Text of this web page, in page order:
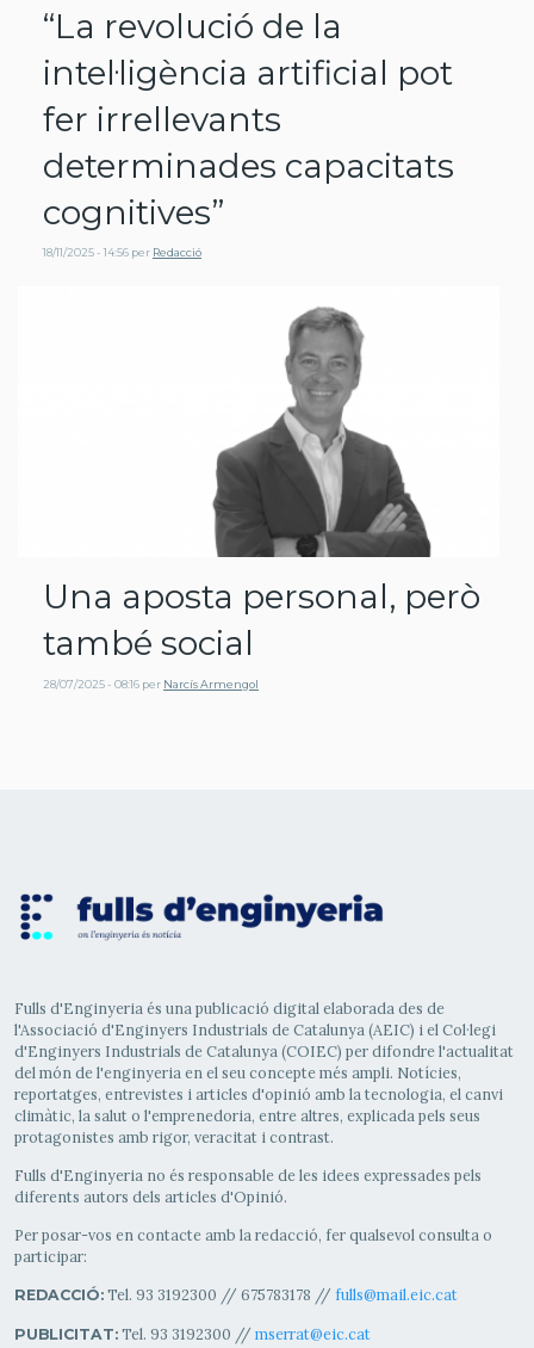
“La revolució de la
intel·ligència artificial pot
fer irrellevants
determinades capacitats
cognitives”
18/11/2025 - 14:56 per Redacció
Una aposta personal, però
també social
28/07/2025 - 08:16 per Narcís Armengol
Fulls d'Enginyeria és una publicació digital elaborada des de
l'Associació d'Enginyers Industrials de Catalunya (AEIC) i el Col·legi
d'Enginyers Industrials de Catalunya (COIEC) per difondre l'actualitat
del món de l'enginyeria en el seu concepte més ampli. Notícies,
reportatges, entrevistes i articles d'opinió amb la tecnologia, el canvi
climàtic, la salut o l'emprenedoria, entre altres, explicada pels seus
protagonistes amb rigor, veracitat i contrast.
Fulls d'Enginyeria no és responsable de les idees expressades pels
diferents autors dels articles d'Opinió.
Per posar-vos en contacte amb la redacció, fer qualsevol consulta o
participar:
REDACCIÓ:Tel. 93 3192300 // 675783178 // fulls@mail.eic.cat
PUBLICITAT:Tel. 93 3192300 // mserrat@eic.cat